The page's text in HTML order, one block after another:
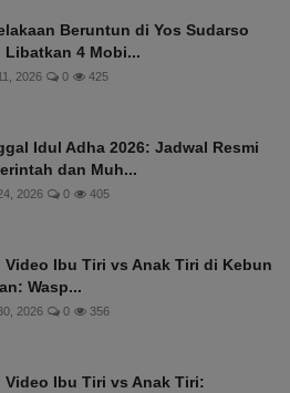
Beruntun di Yos Sudarso
Libatkan 4 Mobi...
2026 0 425
Idul Adha 2026: Jadwal Resmi
dan Muh...
2026 0 405
Video Ibu Tiri vs Anak Tiri di Kebun
Wasp...
2026 0 356
Video Ibu Tiri vs Anak Tiri: